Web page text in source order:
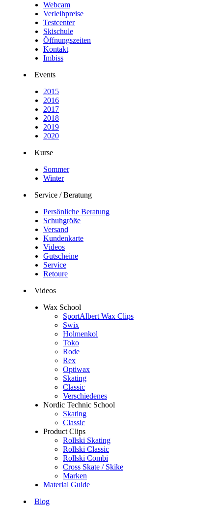
Webcam
Verleihpreise
Testcenter
Skischule
Öffnungszeiten
Kontakt
Imbiss
Events
2015
2016
2017
2018
2019
2020
Kurse
Sommer
Winter
Service / Beratung
Persönliche Beratung
Schuhgröße
Versand
Kundenkarte
Videos
Gutscheine
Service
Retoure
Videos
Wax School
SportAlbert Wax Clips
Swix
Holmenkol
Toko
Rode
Rex
Optiwax
Skating
Classic
Verschiedenes
Nordic Technic School
Skating
Classic
Product Clips
Rollski Skating
Rollski Classic
Rollski Combi
Cross Skate / Skike
Marken
Material Guide
Blog